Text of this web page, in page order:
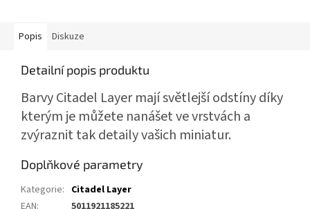
Popis Diskuze
Detailní popis produktu
Barvy Citadel Layer mají světlejší odstíny díky
kterým je můžete nanášet ve vrstvách a
zvýraznit tak detaily vašich miniatur.
Doplňkové parametry
Kategorie: Citadel Layer